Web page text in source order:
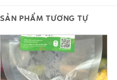
SẢN PHẨM TƯƠNG TỰ